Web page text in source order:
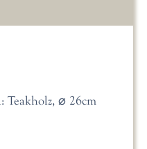
Teakholz, ⌀ 26cm